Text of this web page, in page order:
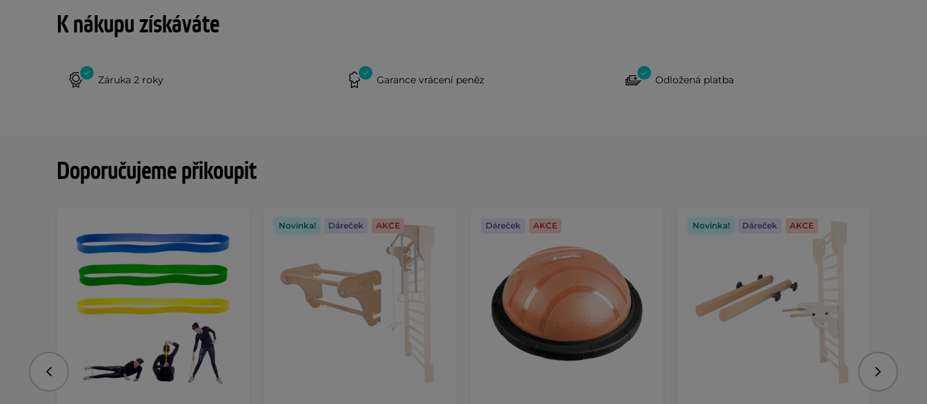
K nákupu získáváte
Záruka 2 roky Garance vrácení peněz Odložená platba
Doporučujeme přikoupit
Novinka! Dáreček AKCE Dáreček AKCE Novinka! Dáreček AKCE
Předchozí